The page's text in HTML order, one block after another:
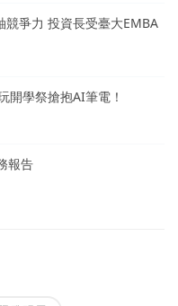
爭力 投資長受臺大EMBA
開學祭搶抱AI筆電！
報告